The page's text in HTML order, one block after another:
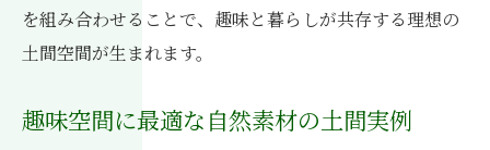
を組み合わせることで、趣味と暮らしが共存する理想の
土間空間が生まれます。
趣味空間に最適な自然素材の土間実例